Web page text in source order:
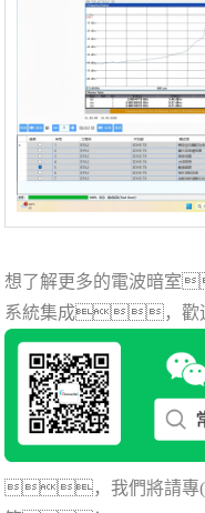
想了解更多的電波暗
系統集成，歡迎
，我們將請專